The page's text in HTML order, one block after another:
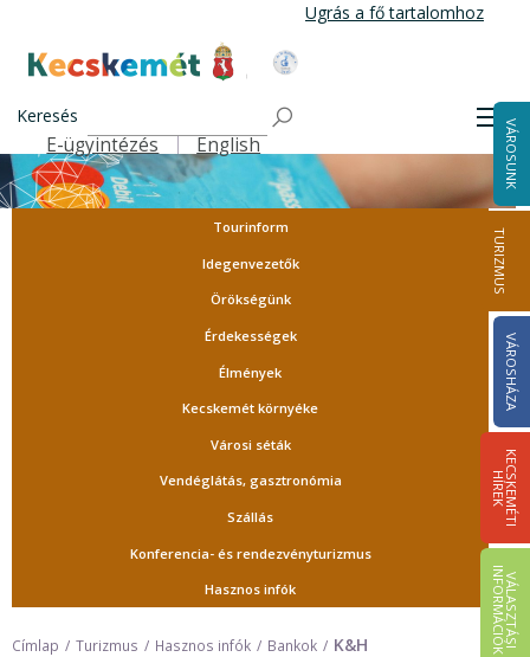
tartalomra
Ugrás a fő tartalomhoz
Kecskemét Város Honlapja
Keresés
Felső navigáció
E-ügyintézés English VÁROSUNK
TURIZMUS
VÁROSHÁZA
K
E
C
S
K
E
M
É
T
I
HÍ
R
E
K
V
Á
L
A
S
Z
T
Á
S
I
IN
F
O
R
M
Á
C
I
Ó
K
Tourinform
Idegenvezetők
Örökségünk
Érdekességek
Élmények
Kecskemét környéke
Városi séták
Vendéglátás, gasztronómia
Szállás
Konferencia- és rendezvényturizmus
Hasznos infók
Címlap Turizmus Hasznos infók Bankok K&H